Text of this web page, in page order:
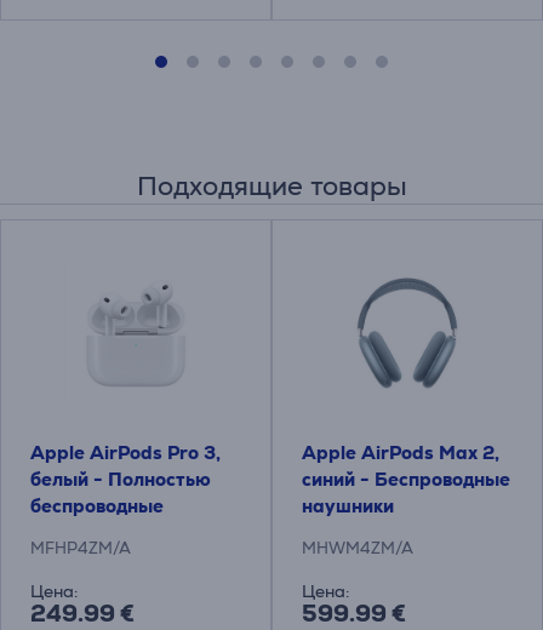
Подходящие товары
Apple AirPods Pro 3,
белый - Полностью
беспроводные
MFHP4ZM/A
Цена:
249.99 €
Apple AirPods Max 2,
синий - Беспроводные
наушники
MHWM4ZM/A
Цена:
599.99 €